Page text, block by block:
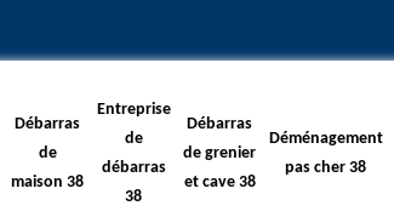
Débarras
de
maison 38
Entreprise
de
débarras
38
Débarras
de grenier
et cave 38
Déménagement
pas cher 38